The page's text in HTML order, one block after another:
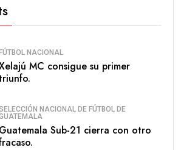
NACIONAL
MC consigue su primer
NACIONAL DE FÚTBOL DE
Guatemala Sub-21 cierra con otro